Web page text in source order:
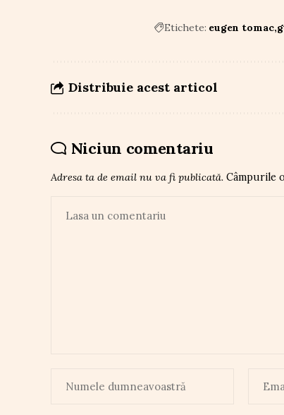
Etichete: eugen tomac
Distribuie acest articol
Niciun comentariu
Adresa ta de email nu va fi publicată. Câmpurile